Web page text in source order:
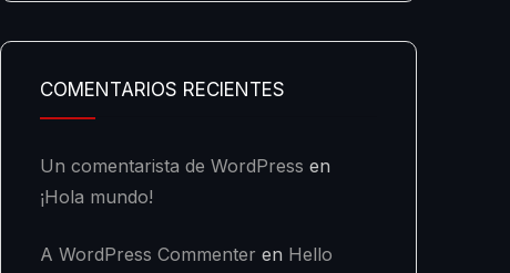
COMENTARIOS RECIENTES
Un comentarista de WordPress en
¡Hola mundo!
A WordPress Commenter en Hello